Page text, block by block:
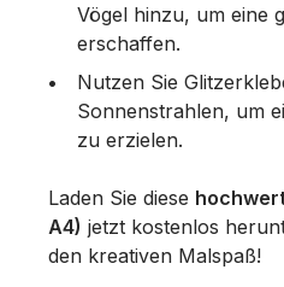
Vögel hinzu, um eine
erschaffen.
Nutzen Sie
Sonnenstrahlen, um
zu erzielen.
Laden Sie diese
A4) jetzt kostenlos
den kreativen Malspaß!